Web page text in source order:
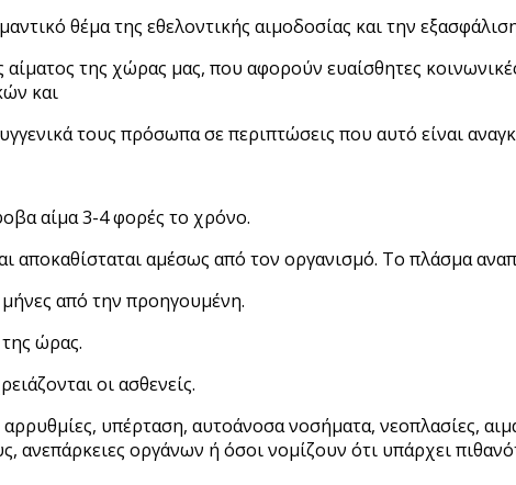
θέμα της εθελοντικής αιμοδοσίας και την
αίματος της χώρας μας, που αφορούν ευαίσθητες
και
τους πρόσωπα σε περιπτώσεις που αυτό είναι
αίμα 3-4 φορές το χρόνο.
αποκαθίσταται αμέσως από τον οργανισμό. Το πλάσμα
μήνες από την προηγουμένη.
ώρας.
οι ασθενείς.
υπέρταση, αυτοάνοσα νοσήματα, νεοπλασίες,
ανεπάρκειες οργάνων ή όσοι νομίζουν ότι υπάρχει